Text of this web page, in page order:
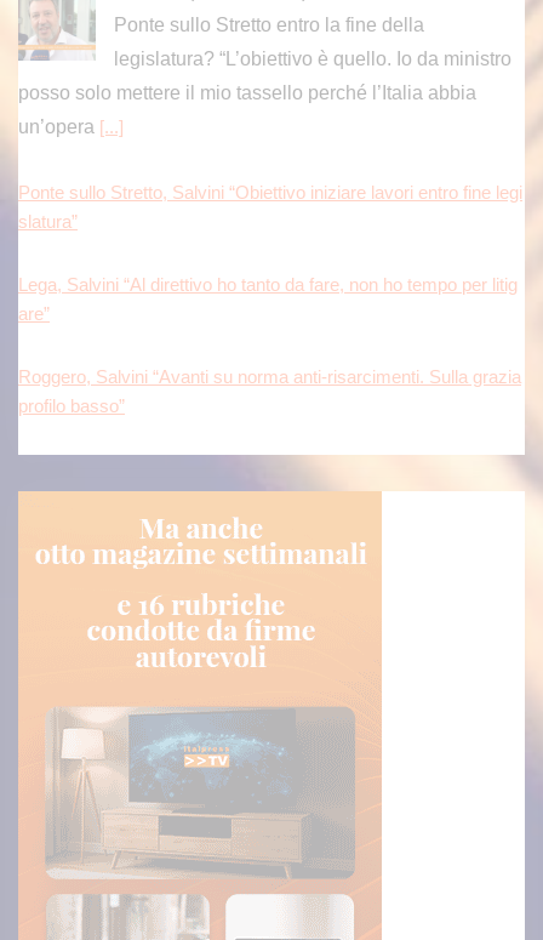
Ponte sullo Stretto entro la fine della
legislatura? “L’obiettivo è quello. Io da ministro
posso solo mettere il mio tassello perché l’Italia abbia
un’opera [...]
Ponte sullo Stretto, Salvini “Obiettivo iniziare lavori entro fine legi
slatura”
Lega, Salvini “Al direttivo ho tanto da fare, non ho tempo per litig
are”
Roggero, Salvini “Avanti su norma anti-risarcimenti. Sulla grazia
profilo basso”